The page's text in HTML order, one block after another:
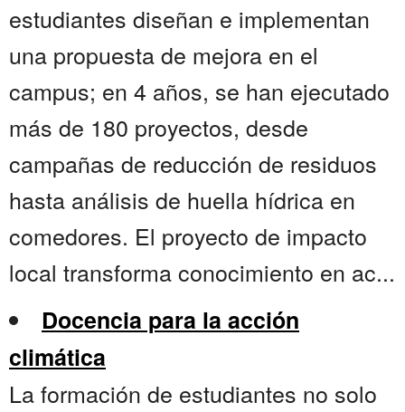
estudiantes diseñan e implementan
una propuesta de mejora en el
campus; en 4 años, se han ejecutado
más de 180 proyectos, desde
campañas de reducción de residuos
hasta análisis de huella hídrica en
comedores. El proyecto de impacto
local transforma conocimiento en ac...
Docencia para la acción
climática
La formación de estudiantes no solo